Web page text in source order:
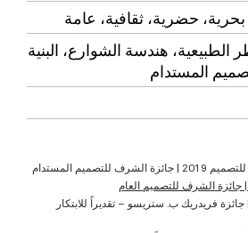
، حضرية، ثقافية، عامة
الطبيعية، هندسة الشوارع، البنية
المستدام
* جوائز ASLA فلوريدا 2014 | جائزة فريدريك ب. ستريسو – تقديراً للابتكار